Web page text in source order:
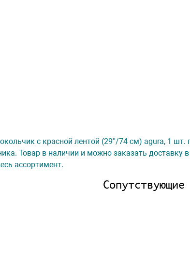
с красной лентой (29''/74 см) agura, 1 шт.
Товар в наличии и можно заказать доставку
ассортимент.